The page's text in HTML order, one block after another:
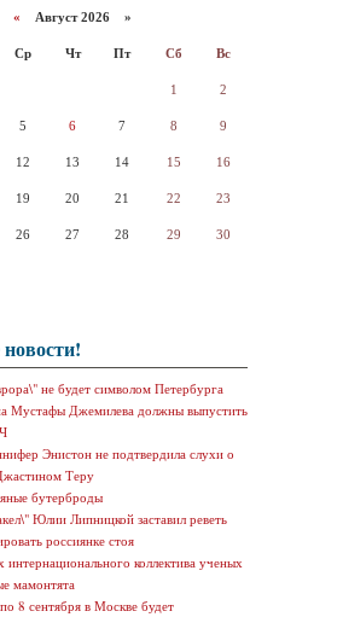
« Август 2026 »
Ср Чт Пт Сб Вс
1 2
5 6 7 8 9
12 13 14 15 16
19 20 21 22 23
26 27 28 29 30
не будет символом Петербурга
Мустафы Джемилева должны выпустить
Энистон не подтвердила слухи о
Теру
бутерброды
Юлии Липницкой заставил реветь
россиянке стоя
интернационального коллектива ученых
мамонтята
8 сентября в Москве будет